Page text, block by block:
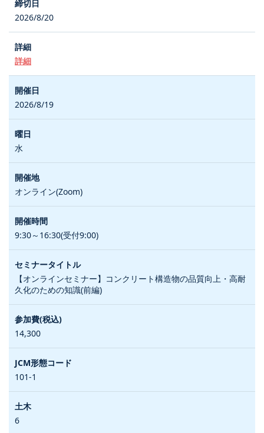
2026/8/20
詳細
2026/8/19
水
オンライン(Zoom)
9:30～16:30(受付9:00)
【オンラインセミナー】コンクリート構造物の品質向上・高耐
久化のための知識(前編)
14,300
101-1
6